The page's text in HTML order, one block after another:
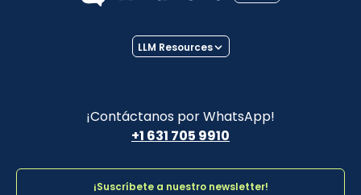
¡Contáctanos por WhatsApp!
+1 631 705 9910
LLM Resources
¡Suscríbete a nuestro newsletter!